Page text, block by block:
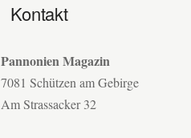
Kontakt
Pannonien Magazin
7081 Schützen am Gebirge
Am Strassacker 32